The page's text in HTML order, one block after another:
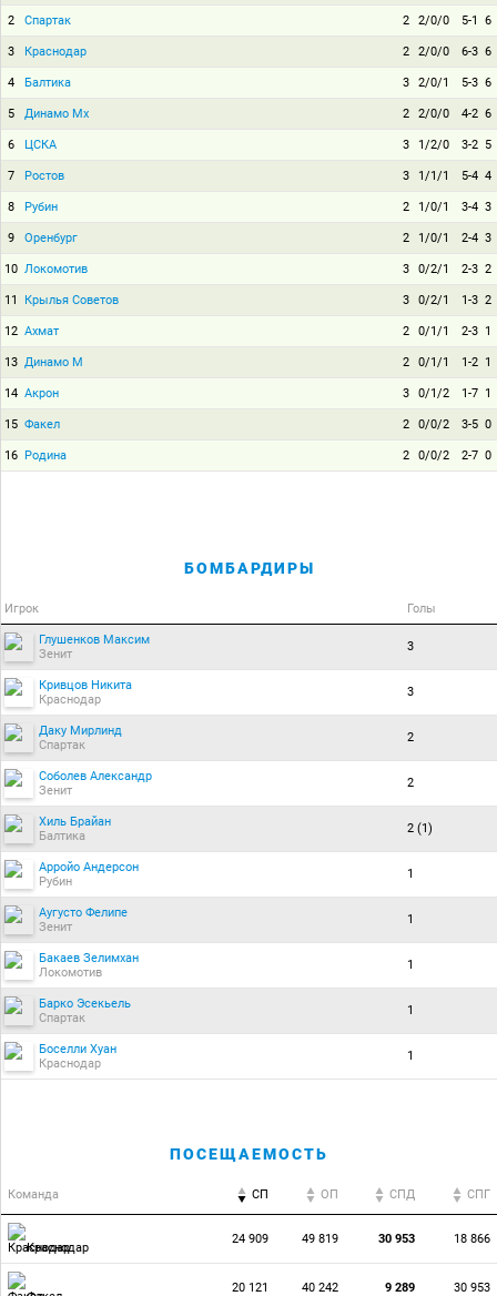
2 Спартак 2 2/0/0 5-1 6
3 Краснодар 2 2/0/0 6-3 6
4 Балтика 3 2/0/1 5-3 6
5 Динамо Мх 2 2/0/0 4-2 6
6 ЦСКА 3 1/2/0 3-2 5
7 Ростов 3 1/1/1 5-4 4
8 Рубин 2 1/0/1 3-4 3
9 Оренбург 2 1/0/1 2-4 3
10 Локомотив 3 0/2/1 2-3 2
11 Крылья Советов 3 0/2/1 1-3 2
12 Ахмат 2 0/1/1 2-3 1
13 Динамо М 2 0/1/1 1-2 1
14 Акрон 3 0/1/2 1-7 1
15 Факел 2 0/0/2 3-5 0
16 Родина 2 0/0/2 2-7 0
БОМБАРДИРЫ
Игрок Голы
Глушенков Максим
Зенит
3
Кривцов Никита
Краснодар
3
Даку Мирлинд
Спартак
2
Соболев Александр
Зенит
2
Хиль Брайан
Балтика
2 (1)
Арройо Андерсон
Рубин
1
Аугусто Фелипе
Зенит
1
Бакаев Зелимхан
Локомотив
1
Барко Эсекьель
Спартак
1
Боселли Хуан
Краснодар
1
ПОСЕЩАЕМОСТЬ
Команда СП ОП CПД CПГ
Краснодар
24 909 49 819 30 953 18 866
20 121 40 242 9 289 30 953